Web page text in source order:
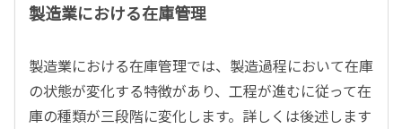
製造業における在庫管理
製造業における在庫管理では、製造過程において在庫
の状態が変化する特徴があり、工程が進むに従って在
庫の種類が三段階に変化します。詳しくは後述します